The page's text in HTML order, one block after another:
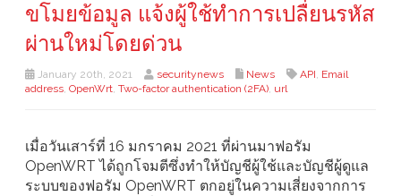
ขโมยข้อมูล แจ้งผู้ใช้ทำการเปลื่ยนรหัส
ผ่านใหม่โดยด่วน
January 20th, 2021 securitynews News API, Email
address, OpenWrt, Two-factor authentication (2FA), url
เมื่อวันเสาร์ที่ 16 มกราคม 2021 ที่ผ่านมาฟอรัม
OpenWRT ได้ถูกโจมตีซึ่งทำให้บัญชีผู้ใช้และบัญชีผู้ดูแล
ระบบของฟอรัม OpenWRT ตกอยู่ในความเสี่ยงจากการ